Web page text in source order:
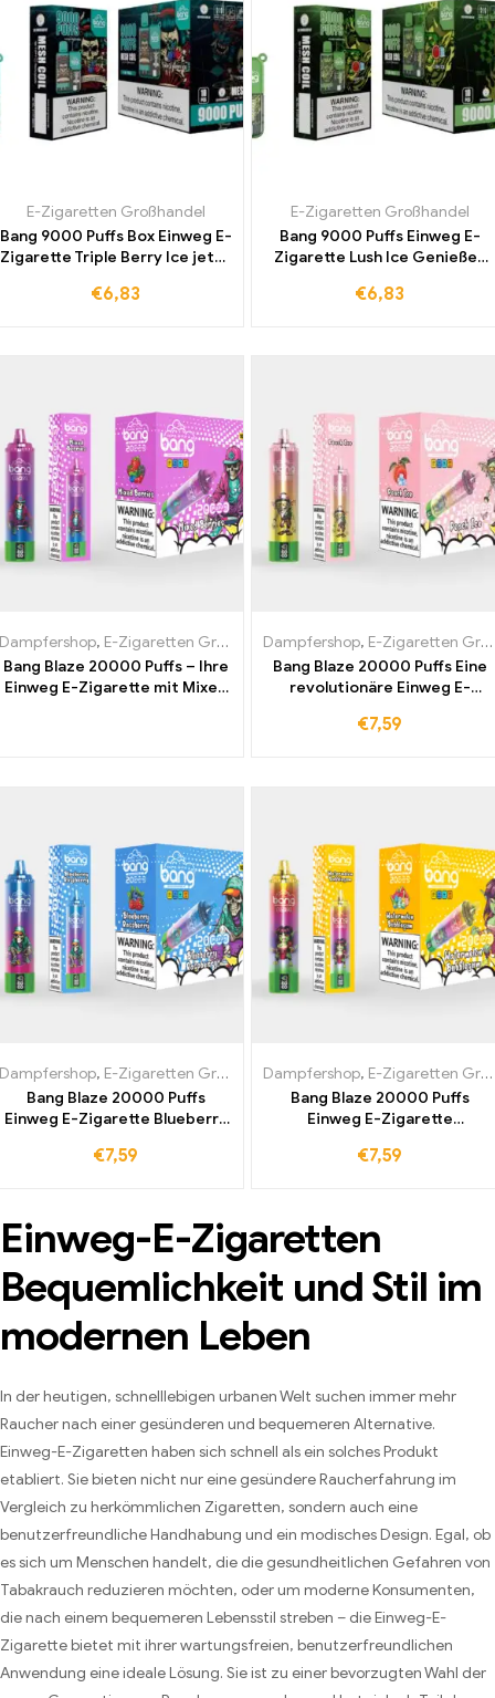
E-Zigaretten Großhandel
Bang 9000 Puffs Box Einweg E-
Zigarette Triple Berry Ice jetzt
fruchtigen Geschmack
€6,83
E-Zigaretten Großhandel
Bang 9000 Puffs Einweg E-
Zigarette Lush Ice Genießen
Geschmack der jedem Zug
€6,83
Dampfershop, E-Zigaretten Großhandel
Bang Blaze 20000 Puffs – Ihre
Einweg E-Zigarette mit Mixed
Dampfershop, E-Zigaretten Großhandel
Bang Blaze 20000 Puffs Eine
revolutionäre Einweg E-
nicht verpassen sollten –
€7,59
Dampfershop, E-Zigaretten Großhandel
Bang Blaze 20000 Puffs
Einweg E-Zigarette Blueberry
Aromen, die Sie lieben werden
€7,59
Dampfershop, E-Zigaretten Großhandel
Bang Blaze 20000 Puffs
Einweg E-Zigarette
alle die das Frischegefühl
€7,59
Einweg-E-Zigaretten
Bequemlichkeit und Stil im
modernen Leben
In der heutigen, schnelllebigen urbanen Welt suchen immer mehr
Raucher nach einer gesünderen und bequemeren Alternative.
Einweg-E-Zigaretten haben sich schnell als ein solches Produkt
etabliert. Sie bieten nicht nur eine gesündere Raucherfahrung im
Vergleich zu herkömmlichen Zigaretten, sondern auch eine
benutzerfreundliche Handhabung und ein modisches Design. Egal, ob
es sich um Menschen handelt, die die gesundheitlichen Gefahren von
Tabakrauch reduzieren möchten, oder um moderne Konsumenten,
die nach einem bequemeren Lebensstil streben – die Einweg-E-
Zigarette bietet mit ihrer wartungsfreien, benutzerfreundlichen
Anwendung eine ideale Lösung. Sie ist zu einer bevorzugten Wahl der